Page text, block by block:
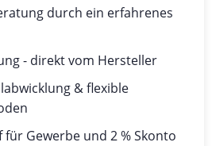
durch ein erfahrenes
- direkt vom Hersteller
& flexible
für Gewerbe und 2 % Skonto